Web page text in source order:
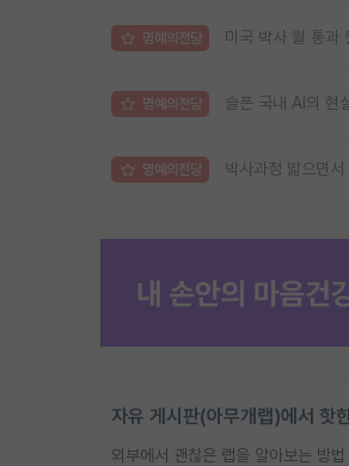
명예의전당 미국 박사 퀄 통과
명예의전당 슬픈 국내 AI의 현
명예의전당 박사과정 밟으면
자유 게시판(아무개랩)에서 핫
외부에서 괜찮은 랩을 알아보는 방